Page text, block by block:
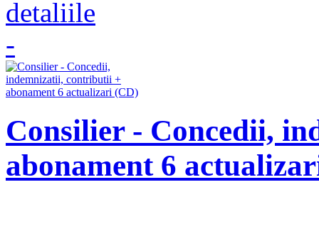
Consilier - Concedii,
abonament 6